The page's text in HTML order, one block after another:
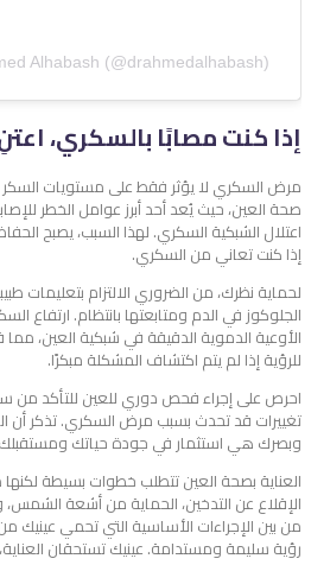
Alhabash (@drahmedalhabash)
إذا كنت مصابًا بالسكري،
مرض السكري لا يؤثر فقط على مستويات السكر
صحة العين، حيث يُعد أحد أبرز عوامل الخطر
اعتلال الشبكية السكري. لهذا السبب، يصبح
إذا كنت تعاني من السكري.
لحماية نظرك، من الضروري الالتزام بتعليمات
الجلوكوز في الدم ومتابعتها بانتظام.
الأوعية الدموية الدقيقة في شبكية العين،
للرؤية إذا لم يتم اكتشاف المشكلة مبكرًا.
احرص على إجراء فحص دوري للعين للتأكد من
تغييرات قد تحدث بسبب مرض السكري. تذكر أن
وبصرك هي استثمار في جودة حياتك ومستقبلك.
العناية بصحة العين تتطلب خطوات بسيطة لكنها
الإقلاع عن التدخين، الحماية من أشعة
من بين الإجراءات الأساسية التي تحمي عينيك
رؤية سليمة ومستدامة. عينيك تستحقان